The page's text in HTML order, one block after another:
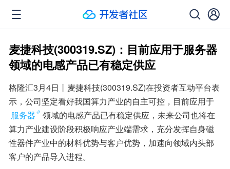
麦捷科技(300319.SZ)：目前应用于服务器
领域的电感产品已有稳定供应
格隆汇3月4日丨麦捷科技(300319.SZ)在投资者互动平台表
示，公司坚定看好我国算力产业的自主可控，目前应用于
服务器
领域的电感产品已有稳定供应，未来公司也将在
算力产业建设阶段积极响应产业端需求，充分发挥自身磁
性器件产业中的材料优势与客户优势，加速向领域内头部
客户的产品导入进程。